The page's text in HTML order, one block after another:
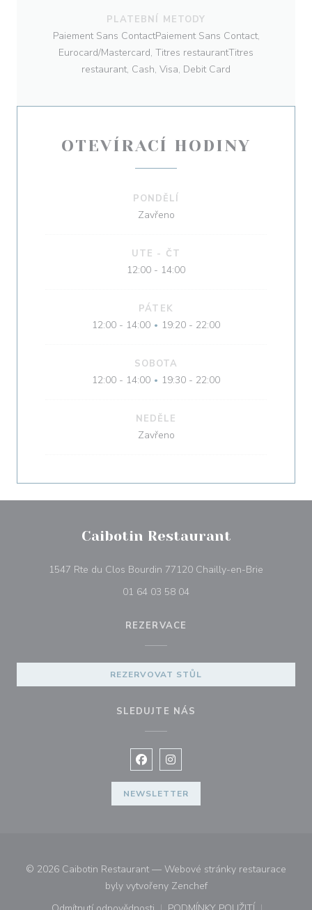
PLATEBNÍ METODY
Paiement Sans ContactPaiement Sans Contact,
Eurocard/Mastercard, Titres restaurantTitres
restaurant, Cash, Visa, Debit Card
OTEVÍRACÍ HODINY
PONDĚLÍ
Zavřeno
UTE - ČT
12:00 - 14:00
PÁTEK
12:00 - 14:00 • 19:20 - 22:00
SOBOTA
12:00 - 14:00 • 19:30 - 22:00
NEDĚLE
Zavřeno
Caibotin Restaurant
1547 Rte du Clos Bourdin 77120 Chailly-en-Brie
01 64 03 58 04
REZERVACE
REZERVOVAT STŮL
SLEDUJTE NÁS
Facebook ((otevře se v novém
Instagram ((otevře se v
NEWSLETTER
© 2026 Caibotin Restaurant — Webové stránky restaurace
byly vytvořeny Zenchef((otevře se v novém